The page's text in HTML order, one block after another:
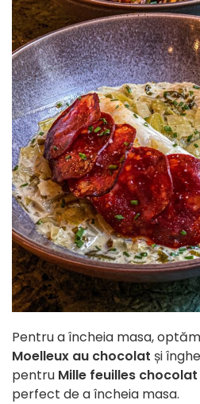
Pentru a încheia masa,
Moelleux au chocolat și
pentru Mille feuilles
perfect de a încheia masa.